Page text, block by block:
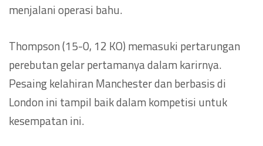
menjalani operasi bahu.
Thompson (15-0, 12 KO) memasuki pertarungan
perebutan gelar pertamanya dalam karirnya.
Pesaing kelahiran Manchester dan berbasis di
London ini tampil baik dalam kompetisi untuk
kesempatan ini.